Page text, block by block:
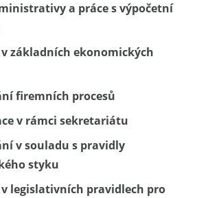
a práce s výpočetní
základních ekonomických
firemních procesů
v rámci sekretariátu
v souladu s pravidly
styku
legislativních pravidlech pro